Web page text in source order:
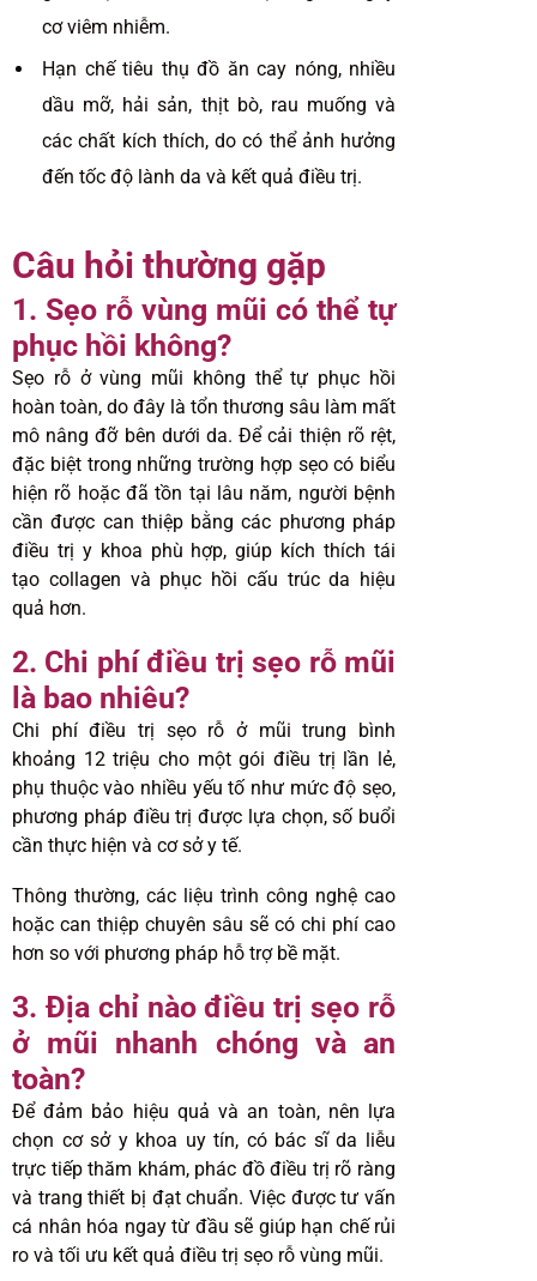
cơ viêm nhiễm.
Hạn chế tiêu thụ đồ ăn cay nóng, nhiều
dầu mỡ, hải sản, thịt bò, rau muống và
các chất kích thích, do có thể ảnh hưởng
đến tốc độ lành da và kết quả điều trị.
Câu hỏi thường gặp
1. Sẹo rỗ vùng mũi có thể tự
phục hồi không?
Sẹo rỗ ở vùng mũi không thể tự phục hồi
hoàn toàn, do đây là tổn thương sâu làm mất
mô nâng đỡ bên dưới da. Để cải thiện rõ rệt,
đặc biệt trong những trường hợp sẹo có biểu
hiện rõ hoặc đã tồn tại lâu năm, người bệnh
cần được can thiệp bằng các phương pháp
điều trị y khoa phù hợp, giúp kích thích tái
tạo collagen và phục hồi cấu trúc da hiệu
quả hơn.
2. Chi phí điều trị sẹo rỗ mũi
là bao nhiêu?
Chi phí điều trị sẹo rỗ ở mũi trung bình
khoảng 12 triệu cho một gói điều trị lần lẻ,
phụ thuộc vào nhiều yếu tố như mức độ sẹo,
phương pháp điều trị được lựa chọn, số buổi
cần thực hiện và cơ sở y tế.
Thông thường, các liệu trình công nghệ cao
hoặc can thiệp chuyên sâu sẽ có chi phí cao
hơn so với phương pháp hỗ trợ bề mặt.
3. Địa chỉ nào điều trị sẹo rỗ
ở mũi nhanh chóng và an
toàn?
Để đảm bảo hiệu quả và an toàn, nên lựa
chọn cơ sở y khoa uy tín, có bác sĩ da liễu
trực tiếp thăm khám, phác đồ điều trị rõ ràng
và trang thiết bị đạt chuẩn. Việc được tư vấn
cá nhân hóa ngay từ đầu sẽ giúp hạn chế rủi
ro và tối ưu kết quả điều trị sẹo rỗ vùng mũi.